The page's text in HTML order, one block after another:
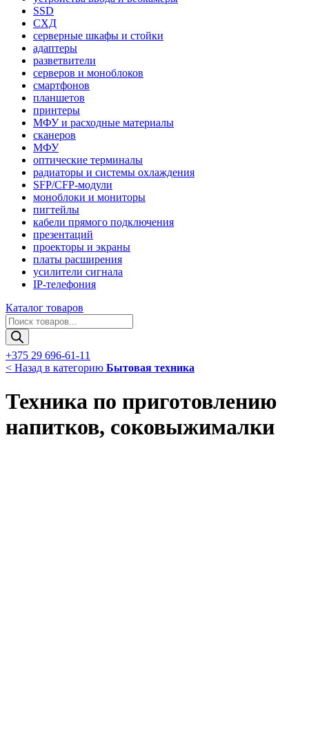
SSD
СХД
серверные шкафы и стойки
адаптеры
разветвители
серверов и моноблоков
смартфонов
планшетов
принтеры
МФУ и расходные материалы
сканеров
МФУ
оптические терминалы
радиаторы и системы охлаждения
SFP/CFP-модули
моноблоки и мониторы
пигтейлы
кабели прямого подключения
презентаций
проекторы и экраны
платы расширения
усилители сигнала
IP-телефония
Каталог товаров
Поиск
товаров
+375 29 696-61-11
< Назад в категорию Бытовая техника
Техника по приготовлению
напитков, соковыжималки